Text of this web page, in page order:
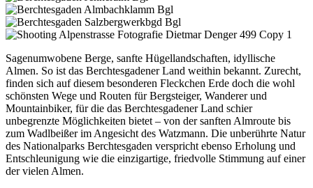
Sagenumwobene Berge, sanfte Hügellandschaften, idyllische
Almen. So ist das Berchtesgadener Land weithin bekannt. Zurecht,
finden sich auf diesem besonderen Fleckchen Erde doch die wohl
schönsten Wege und Routen für Bergsteiger, Wanderer und
Mountainbiker, für die das Berchtesgadener Land schier
unbegrenzte Möglichkeiten bietet – von der sanften Almroute bis
zum Wadlbeißer im Angesicht des Watzmann. Die unberührte Natur
des Nationalparks Berchtesgaden verspricht ebenso Erholung und
Entschleunigung wie die einzigartige, friedvolle Stimmung auf einer
der vielen Almen.